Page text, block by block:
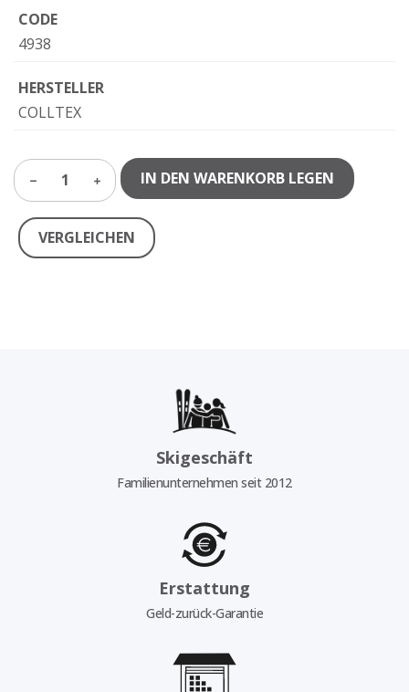
CODE
4938
HERSTELLER
COLLTEX
1 IN DEN WARENKORB LEGEN
VERGLEICHEN
Skigeschäft
Familienunternehmen seit 2012
Erstattung
Geld-zurück-Garantie